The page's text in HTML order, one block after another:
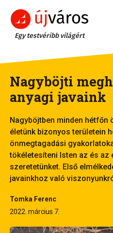
Egy testvéribb világért
Nagyböjti
anyagi javaink
Nagyböjtben minden hétfőn
életünk bizonyos területein
önmegtagadási
tökéletesíteni Isten az és az
szeretetünket. Első
javainkhoz való
Tomka Ferenc
2022. március 7.